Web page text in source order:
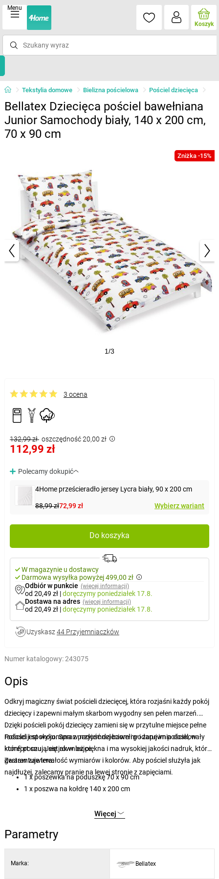
Menu
Koszyk
Tekstylia domowe Bielizna pościelowa Pościel dziecięca
Bellatex Dziecięca pościel bawełniana
Junior Samochody biały, 140 x 200 cm,
70 x 90 cm
Zniżka -15%
1/3
3 ocena
132,99 zł oszczędność 20,00 zł
112,99 zł
Polecamy dokupić
4Home prześcieradło jersey Lycra biały, 90 x 200 cm
88,99 zł72,99 zł Wybierz wariant
Do koszyka
W magazynie u dostawcy
Darmowa wysyłka powyżej 499,00 zł
Odbiór w punkcie (więcej informacji)
od 20,49 zł |doręczymy poniedziałek 17.8.
Dostawa na adres (więcej informacji)
od 20,49 zł |doręczymy poniedziałek 17.8.
Uzyskasz 44 Przyjemniaczków
Numer katalogowy:243075
Opis
Odkryj magiczny świat pościeli dziecięcej, która rozjaśni każdy pokój
dziecięcy i zapewni małym skarbom wygodny sen pełen marzeń.
Dzięki pościeli pokój dziecięcy zamieni się w przytulne miejsce pełne
radości i spokoju. Spraw radość dzieciom i podaruj im pościel, w
której poczują się jak w bajce.
Pościel jest wykonana z przyjemnej bawełny i zapewnia doskonały
komfort snu. Jest również piękna i ma wysokiej jakości nadruk, który
gwarantuje trwałość wymiarów i kolorów. Aby pościel służyła jak
najdłużej, zalecamy pranie na lewej stronie z zapięciami.
Zestaw zawiera:
1 x poszewka na poduszkę 70 x 90 cm
1 x poszwa na kołdrę 140 x 200 cm
Więcej
Parametry
Marka: Bellatex